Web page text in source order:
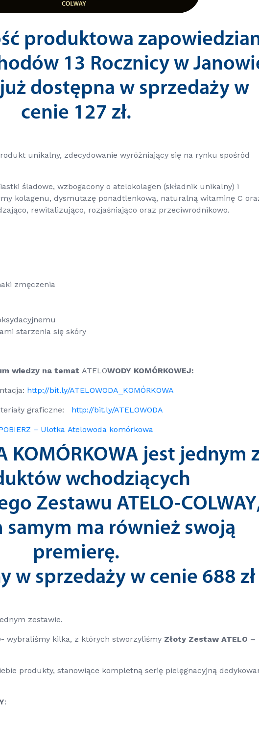
produktowa
13 Rocznicy w
dostępna w sprzedaży w
cenie 127 zł.
unikalny, zdecydowanie wyróżniający się na rynku spośród
śladowe, wzbogacony o atelokolagen (składnik unikalny) i
kolagenu, dysmutazę ponadtlenkową, naturalną witaminę C
rewitalizująco, rozjaśniająco oraz przeciwrodnikowo.
zmęczenia
starzenia się skóry
wiedzy na temat ATELOWODY KOMÓRKOWEJ:
http://bit.ly/ATELOWODA_KOMÓRKOWA
graficzne: http://bit.ly/ATELOWODA
– Ulotka Atelowoda komórkowa
KOMÓRKOWA jest jednym
wchodziących
Zestawu ATELO-COLWAY
ma również swoją
premierę.
w sprzedaży w cenie 688 zł
zestawie.
wybraliśmy kilka, z których stworzyliśmy Złoty Zestaw ATELO –
produkty, stanowiące kompletną serię pielęgnacyjną
: